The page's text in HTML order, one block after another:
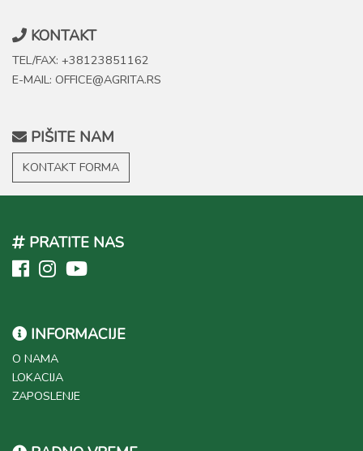
KONTAKT
TEL/FAX: +38123851162
E-MAIL: OFFICE@AGRITA.RS
PIŠITE NAM
KONTAKT FORMA
PRATITE NAS
INFORMACIJE
O NAMA
LOKACIJA
ZAPOSLENJE